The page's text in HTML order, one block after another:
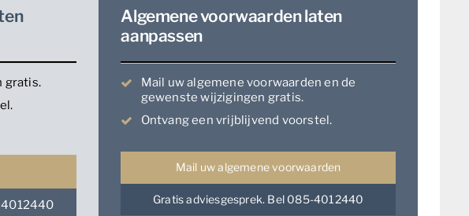
gratis.
Algemene voorwaarden laten
aanpassen
Mail uw algemene voorwaarden en de
gewenste wijzigingen gratis.
Ontvang een vrijblijvend voorstel.
Mail uw algemene voorwaarden
Gratis adviesgesprek. Bel 085-4012440